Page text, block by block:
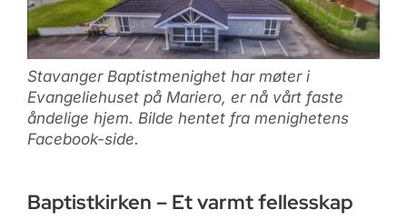
Stavanger Baptistmenighet har møter i
Evangeliehuset på Mariero, er nå vårt faste
åndelige hjem. Bilde hentet fra menighetens
Facebook-side.
Baptistkirken – Et varmt fellesskap